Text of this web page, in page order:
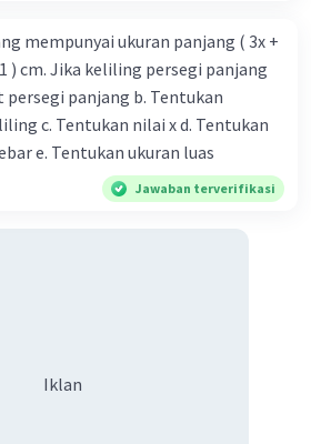
mempunyai ukuran panjang ( 3x +
) cm. Jika keliling persegi panjang
persegi panjang b. Tentukan
c. Tentukan nilai x d. Tentukan
e. Tentukan ukuran luas
Jawaban terverifikasi
Iklan